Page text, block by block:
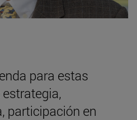
para estas
participación en